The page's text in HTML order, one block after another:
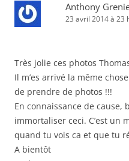
Anthony
23 avril 2014 à 23
Très jolie ces photos
Il m’es arrivé la même
de prendre de photos !!!
En connaissance de cause,
immortaliser ceci. C’est
quand tu vois ca et que tu
A bientôt